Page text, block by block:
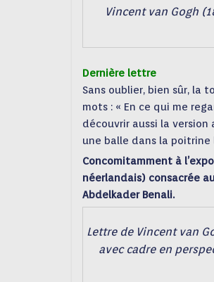
Vincent van Gogh
Dernière lettre
Sans oublier, bien sûr, la
mots : « En ce qui me
découvrir aussi la
une balle dans la poitrine
Concomitamment à
néerlandais) consacrée
Abdelkader Benali.
Lettre de Vincent van
avec cadre en